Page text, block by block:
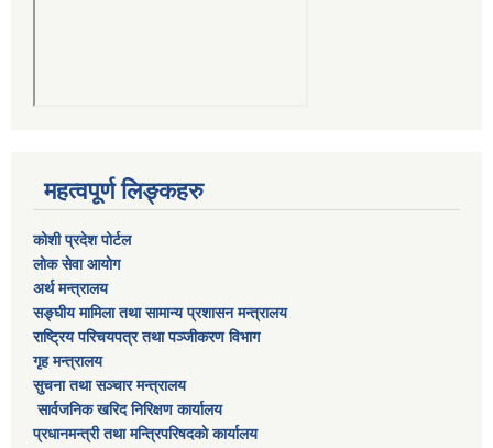
महत्वपूर्ण लिङ्कहरु
कोशी प्रदेश पोर्टल
लाेक सेवा आयाेग
अर्थ मन्त्रालय
सङ्घीय मामिला तथा सामान्य प्रशासन मन्त्रालय
राष्‍ट्रिय परिचयपत्र तथा पञ्‍जीकरण विभाग
गृह मन्त्रालय
सुचना तथा सञ्चार मन्त्रालय
सार्वजनिक खरिद निरिक्षण कार्यालय
प्रधानमन्त्री तथा मन्त्रिपरिषदकाे कार्यालय